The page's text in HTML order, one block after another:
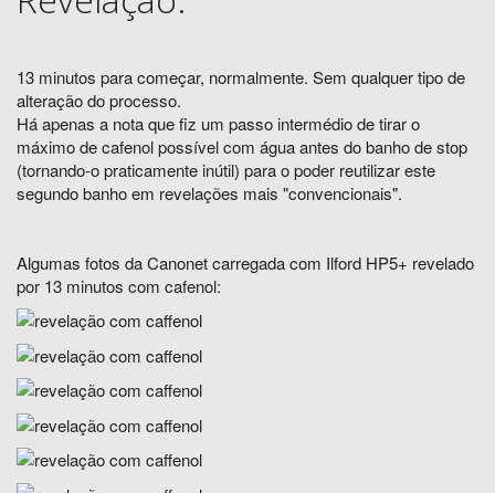
13 minutos para começar, normalmente. Sem qualquer tipo de
alteração do processo.
Há apenas a nota que fiz um passo intermédio de tirar o
máximo de cafenol possível com água antes do banho de stop
(tornando-o praticamente inútil) para o poder reutilizar este
segundo banho em revelações mais "convencionais".
Algumas fotos da Canonet carregada com Ilford HP5+ revelado
por 13 minutos com cafenol: